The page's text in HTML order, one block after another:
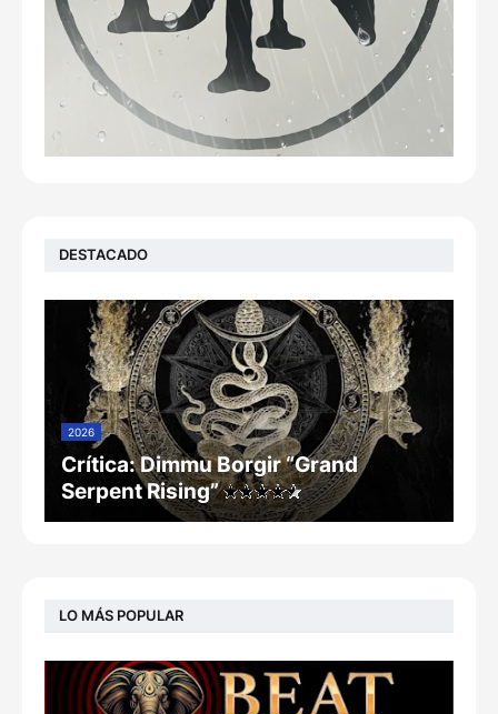
DESTACADO
2026
Crítica: Dimmu Borgir “Grand
Serpent Rising”
LO MÁS POPULAR